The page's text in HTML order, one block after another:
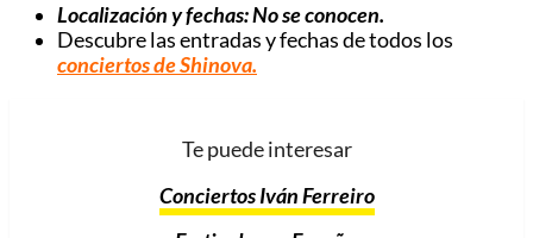
Localización y fechas: No se conocen.
Descubre las entradas y fechas de todos los
conciertos deShinova.
Te puede interesar
Conciertos Iván Ferreiro